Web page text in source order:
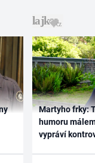
Martyho frky:
humoru
vypráví